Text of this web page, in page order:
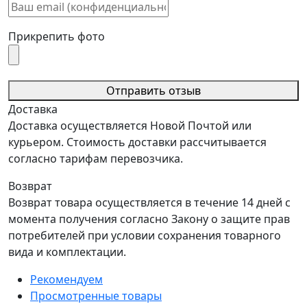
Прикрепить фото
Отправить отзыв
Доставка
Доставка осуществляется Новой Почтой или
курьером. Стоимость доставки рассчитывается
согласно тарифам перевозчика.
Возврат
Возврат товара осуществляется в течение 14 дней с
момента получения согласно Закону о защите прав
потребителей при условии сохранения товарного
вида и комплектации.
Рекомендуем
Просмотренные товары